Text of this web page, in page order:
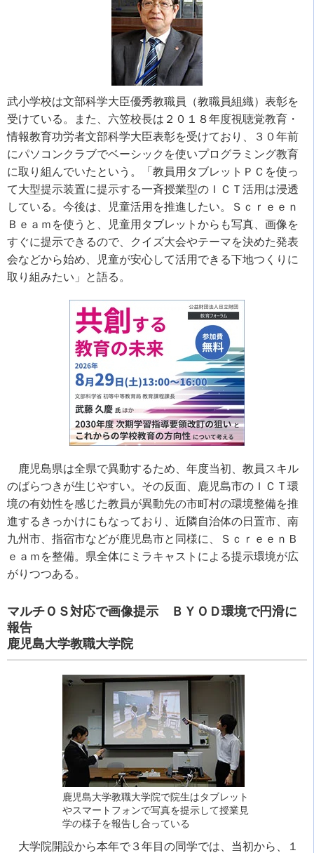
武小学校は文部科学大臣優秀教職員（教職員組織）表彰を
受けている。また、六笠校長は２０１８年度視聴覚教育・
情報教育功労者文部科学大臣表彰を受けており、３０年前
にパソコンクラブでベーシックを使いプログラミング教育
に取り組んでいたという。「教員用タブレットＰＣを使っ
て大型提示装置に提示する一斉授業型のＩＣＴ活用は浸透
している。今後は、児童活用を推進したい。Ｓｃｒｅｅｎ
Ｂｅａｍを使うと、児童用タブレットからも写真、画像を
すぐに提示できるので、クイズ大会やテーマを決めた発表
会などから始め、児童が安心して活用できる下地つくりに
取り組みたい」と語る。
鹿児島県は全県で異動するため、年度当初、教員スキル
のばらつきが生じやすい。その反面、鹿児島市のＩＣＴ環
境の有効性を感じた教員が異動先の市町村の環境整備を推
進するきっかけにもなっており、近隣自治体の日置市、南
九州市、指宿市などが鹿児島市と同様に、ＳｃｒｅｅｎＢ
ｅａｍを整備。県全体にミラキャストによる提示環境が広
がりつつある。
マルチＯＳ対応で画像提示 ＢＹＯＤ環境で円滑に
報告
鹿児島大学教職大学院
鹿児島大学教職大学院で院生はタブレット
やスマートフォンで写真を提示して授業見
学の様子を報告し合っている
大学院開設から本年で３年目の同学では、当初から、１